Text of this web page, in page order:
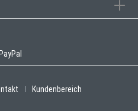
Kundenbereich